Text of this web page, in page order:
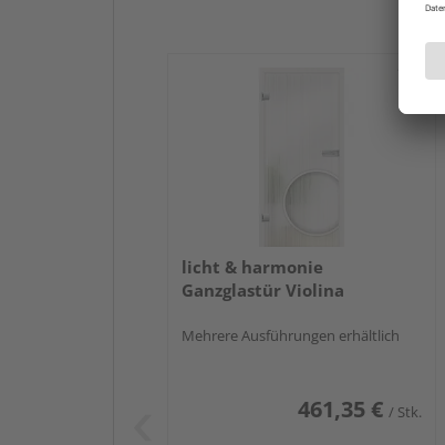
licht & harmonie
Ganzglastür Violina
Mehrere Ausführungen erhältlich
461,35 € / Stk.